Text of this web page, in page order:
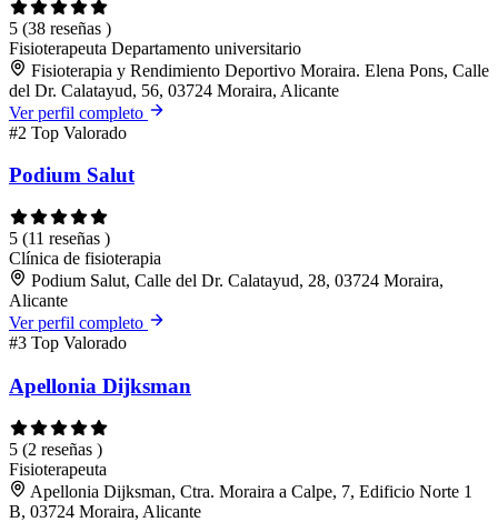
5 (38 reseñas )
Fisioterapeuta Departamento universitario
Fisioterapia y Rendimiento Deportivo Moraira. Elena Pons, Calle
del Dr. Calatayud, 56, 03724 Moraira, Alicante
Ver perfil completo
#2 Top Valorado
Podium Salut
5 (11 reseñas )
Clínica de fisioterapia
Podium Salut, Calle del Dr. Calatayud, 28, 03724 Moraira,
Alicante
Ver perfil completo
#3 Top Valorado
Apellonia Dijksman
5 (2 reseñas )
Fisioterapeuta
Apellonia Dijksman, Ctra. Moraira a Calpe, 7, Edificio Norte 1
B, 03724 Moraira, Alicante